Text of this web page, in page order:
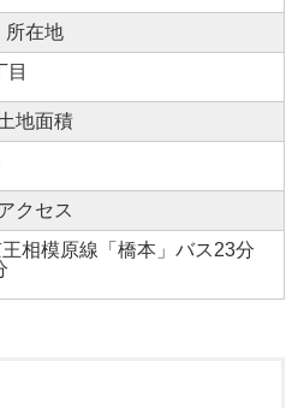
所在地
目
地面積
クセス
相模原線「橋本」バス23分